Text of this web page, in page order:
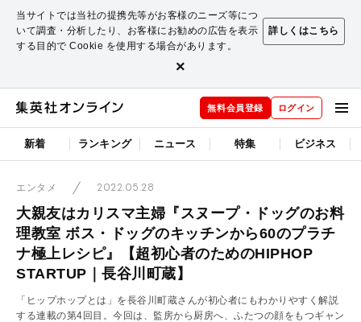
当サイトでは当社の提携先等がお客様のニーズ等につ
いて調査・分析したり、お客様にお勧めの広告を表示
する目的で Cookie を使用する場合があります。
詳しくはこちら
×
無料会員登録 ログイン
新着 ランキング ニュース 特集 ビジネス
エンタメ 2022.05.28
大親友はカリスマ主婦『スヌープ・ドッグのお料
理教室 ボス・ドッグのキッチンから60のプラチ
ナ極上レシピ』【超初心者のためのHIPHOP
STARTUP｜長谷川町蔵】
「ヒップホップとは」を長谷川町蔵さんが初心者にもわかりやすく解説
する連載の第4回目。今回は、監房から厨房へ、ふたつの顔をもつギャン